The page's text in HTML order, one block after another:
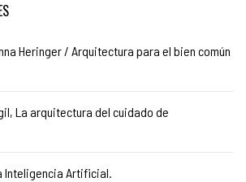
Heringer / Arquitectura para el bien común
La arquitectura del cuidado de
Inteligencia Artificial.